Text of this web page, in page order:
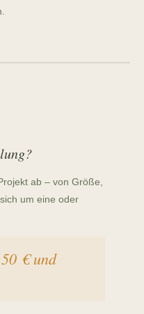
ab – von Größe,
um eine oder
€ und